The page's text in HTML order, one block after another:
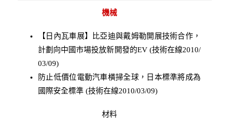
機械
【日內瓦車展】比亞迪與戴姆勒開展技術合作，
計劃向中國市場投放新開發的EV (技術在線2010/
03/09)
防止低價位電動汽車橫掃全球，日本標準將成為
國際安全標準 (技術在線2010/03/09)
材料